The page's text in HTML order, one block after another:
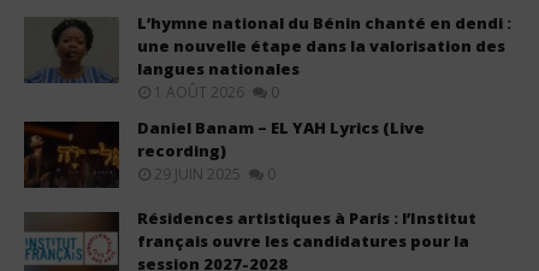
L’hymne national du Bénin chanté en dendi :
une nouvelle étape dans la valorisation des
langues nationales
1 AOÛT 2026 0
Daniel Banam – EL YAH Lyrics (Live
recording)
29 JUIN 2025 0
Résidences artistiques à Paris : l’Institut
français ouvre les candidatures pour la
session 2027-2028